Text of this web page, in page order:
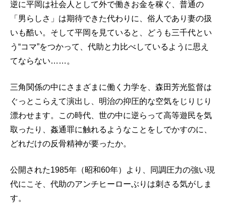
逆に平岡は社会人として外で働きお金を稼ぐ、普通の
「男らしさ」は期待できた代わりに、俗人であり妻の扱
いも酷い。そして平岡を見ていると、どうも三千代とい
う“コマ”をつかって、代助と力比べしているように思え
てならない……。
三角関係の中にさまざまに働く力学を、森田芳光監督は
ぐっとこらえて演出し、明治の抑圧的な空気をじりじり
漂わせます。この時代、世の中に逆らって高等遊民を気
取ったり、姦通罪に触れるようなことをしでかすのに、
どれだけの反骨精神が要ったか。
公開された1985年（昭和60年）より、同調圧力の強い現
代にこそ、代助のアンチヒーローぶりは刺さる気がしま
す。